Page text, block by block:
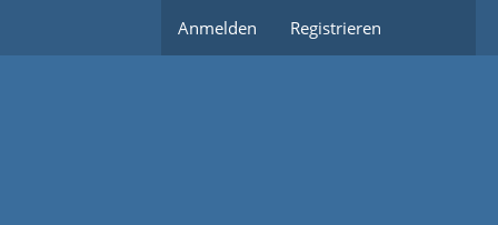
Anmelden Registrieren